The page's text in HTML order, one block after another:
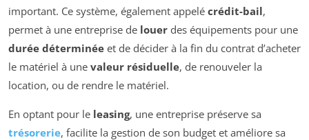
important. Ce système, également appelé crédit-bail,
permet à une entreprise de louer des équipements pour une
durée déterminée et de décider à la fin du contrat d’acheter
le matériel à une valeur résiduelle, de renouveler la
location, ou de rendre le matériel.
En optant pour le leasing, une entreprise préserve sa
trésorerie, facilite la gestion de son budget et améliore sa